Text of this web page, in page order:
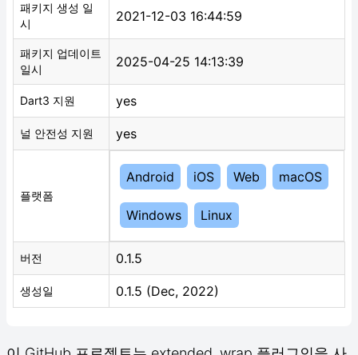
패키지 생성 일
시
2021-12-03 16:44:59
패키지 업데이트
일시
2025-04-25 14:13:39
Dart3 지원 yes
널 안전성 지원 yes
플랫폼
Android iOS Web macOS
Windows Linux
버전 0.1.5
생성일 0.1.5 (Dec, 2022)